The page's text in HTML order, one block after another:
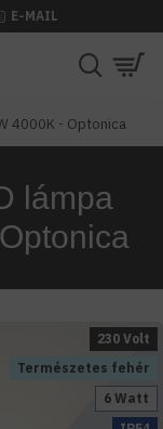
E-MAIL
4000K - Optonica
lámpa
Természetes fehér
6 Watt
230 Volt